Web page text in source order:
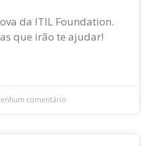
da ITIL Foundation.
que irão te ajudar!
comentário